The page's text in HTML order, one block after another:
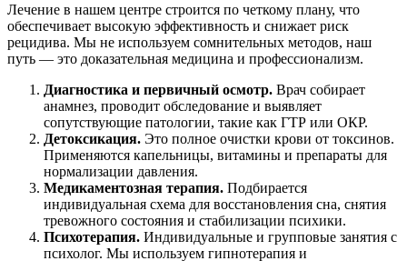
Лечение в нашем центре строится по четкому плану, что
обеспечивает высокую эффективность и снижает риск
рецидива. Мы не используем сомнительных методов, наш
путь — это доказательная медицина и профессионализм.
Диагностика и первичный осмотр. Врач собирает
анамнез, проводит обследование и выявляет
сопутствующие патологии, такие как ГТР или ОКР.
Детоксикация. Это полное очистки крови от токсинов.
Применяются капельницы, витамины и препараты для
нормализации давления.
Медикаментозная терапия. Подбирается
индивидуальная схема для восстановления сна, снятия
тревожного состояния и стабилизации психики.
Психотерапия. Индивидуальные и групповые занятия с
психолог. Мы используем гипнотерапия и